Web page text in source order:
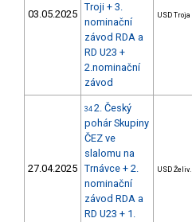
03.05.2025
Troji + 3.
nominační
závod RDA a
RD U23 +
2.nominační
závod
USD Troja
27.04.2025
34 2. Český
pohár Skupiny
ČEZ ve
slalomu na
Trnávce + 2.
nominační
závod RDA a
RD U23 + 1.
USD Želiv.